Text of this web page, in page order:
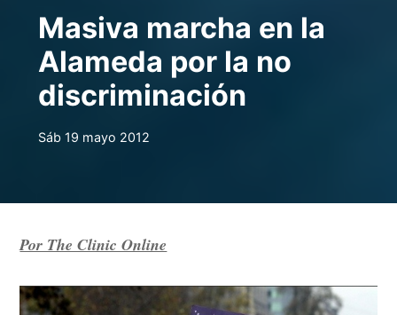
Masiva marcha en la
Alameda por la no
discriminación
Sáb 19 mayo 2012
Por The Clinic Online